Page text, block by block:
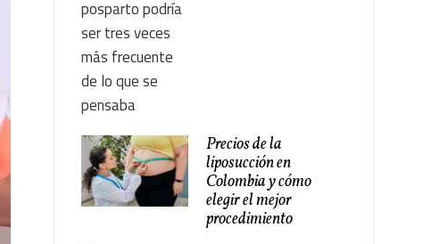
Precios de la
liposucción en
Colombia y cómo
elegir el mejor
procedimiento